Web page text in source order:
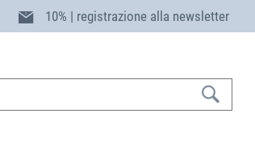
10% | registrazione alla newsletter